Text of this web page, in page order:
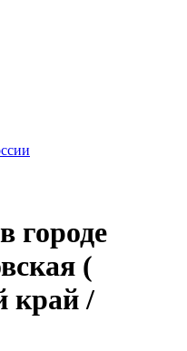
городе
(
край /